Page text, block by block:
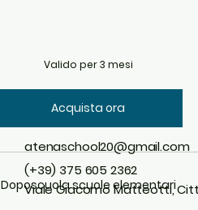
Valido per 3 mesi
Acquista ora
Doposcuola scuole elementari
atenaschool20@gmail.com
(+39) 375 605 2362
Viale Giacomo Matteotti,